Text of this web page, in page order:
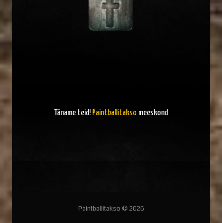
Täname teid! Paintballitakso meeskond
Paintballitakso © 2026